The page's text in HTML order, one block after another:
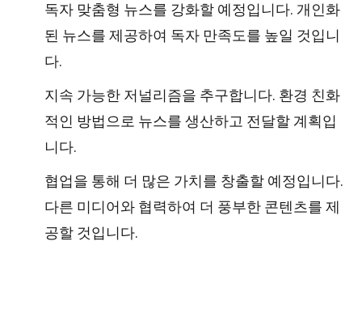
독자 맞춤형 뉴스를 강화할 예정입니다. 개인화
된 뉴스를 제공하여 독자 만족도를 높일 것입니
다.
지속 가능한 저널리즘을 추구합니다. 환경 친화
적인 방법으로 뉴스를 생산하고 전달할 계획입
니다.
협업을 통해 더 많은 가치를 창출할 예정입니다.
다른 미디어와 협력하여 더 풍부한 콘텐츠를 제
공할 것입니다.